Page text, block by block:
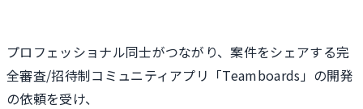
プロフェッショナル同士がつながり、案件をシェアする完
全審査/招待制コミュニティアプリ「Teamboards」の開発
の依頼を受け、